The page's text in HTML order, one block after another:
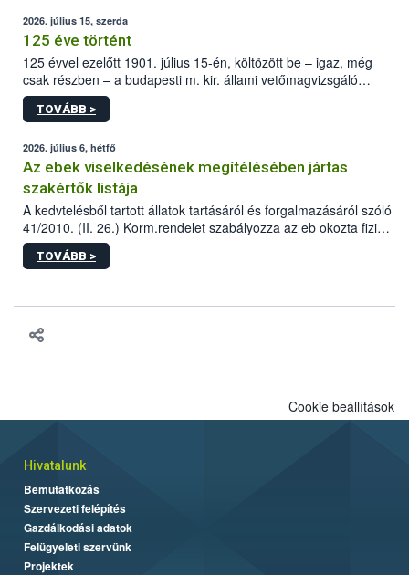
2026. július 15, szerda
125 éve történt
125 évvel ezelőtt 1901. július 15-én, költözött be – igaz, még
csak részben – a budapesti m. kir. állami vetőmagvizsgáló
állomás a Kis Rókus utca 15. szám alatti, Czigler Győző által
tervezett új épületébe.
TOVÁBB >
2026. július 6, hétfő
Az ebek viselkedésének megítélésében jártas
szakértők listája
A kedvtelésből tartott állatok tartásáról és forgalmazásáról szóló
41/2010. (II. 26.) Korm.rendelet szabályozza az eb okozta fizikai
sérülés, illetve ennek veszélye keletkezésekor felmerülő
hatósági feladatokat, valamint a veszélyes eb tartását és annak
TOVÁBB >
Cookie beállítások
Hivatalunk
Bemutatkozás
Szervezeti felépítés
Gazdálkodási adatok
Felügyeleti szervünk
Projektek